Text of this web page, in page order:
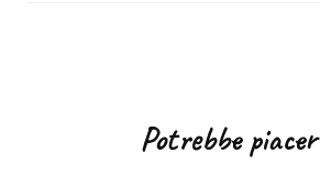
articoliPotrebbe